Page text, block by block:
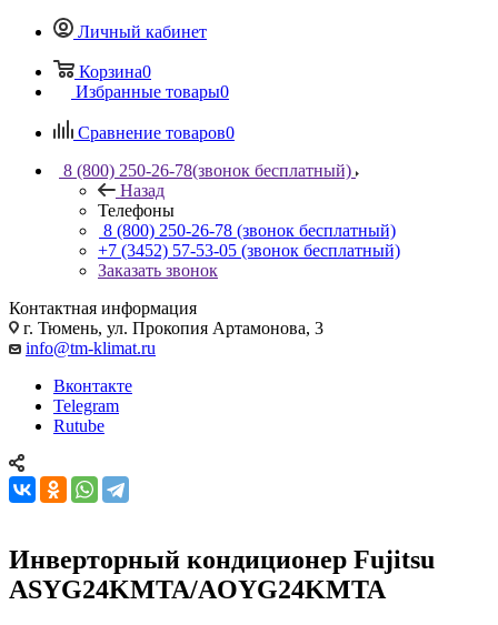
Личный кабинет
Корзина0
Избранные товары0
Сравнение товаров0
8 (800) 250-26-78(звонок бесплатный)
Назад
Телефоны
8 (800) 250-26-78 (звонок бесплатный)
+7 (3452) 57-53-05 (звонок бесплатный)
Заказать звонок
Контактная информация
г. Тюмень, ул. Прокопия Артамонова, 3
info@tm-klimat.ru
Вконтакте
Telegram
Rutube
Инверторный кондиционер Fujitsu
ASYG24KMTA/AOYG24KMTA